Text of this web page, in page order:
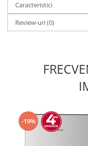
Caracteristici
Review-uri(0)
-19%